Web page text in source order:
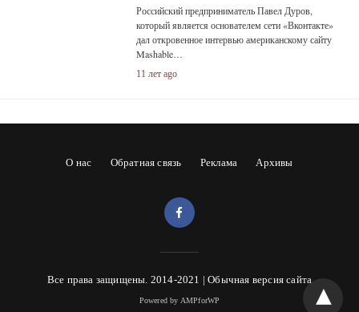
Российский предприниматель Павел Дуров,
который является основателем сети «Вконтакте»
дал откровенное интервью американскому сайту
Mashable…
11 лет ago
О нас Обратная связь Реклама Архивы
Все права защищены. 2014-2021 |Обычная версия сайта
Powered by AMPforWP